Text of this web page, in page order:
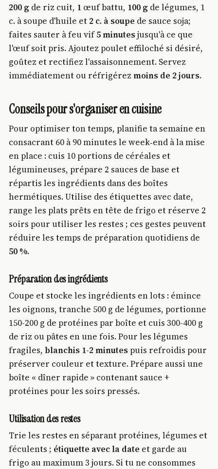
200 g de riz cuit, 1 œuf battu, 100 g de légumes, 1
c. à soupe d'huile et 2 c. à soupe de sauce soja;
faites sauter à feu vif5 minutesjusqu'à ce que
l'œuf soit pris. Ajoutez poulet effiloché si désiré,
goûtez et rectifiez l'assaisonnement. Servez
immédiatement ou réfrigérezmoins de 2 jours.
Conseils pour s'organiser en cuisine
Pour optimiser ton temps, planifie ta semaine en
consacrant 60 à 90 minutes le week‑end à la mise
en place : cuis 10 portions de céréales et
légumineuses, prépare 2 sauces de base et
répartis les ingrédients dans des boîtes
hermétiques. Utilise des étiquettes avec date,
range les plats prêts en tête de frigo et réserve 2
soirs pour utiliser les restes ; ces gestes peuvent
réduire les temps de préparation quotidiens de
50 %.
Préparation des ingrédients
Coupe et stocke les ingrédients en lots : émince
les oignons, tranche 500 g de légumes, portionne
150-200 g de protéines par boîte et cuis 300-400 g
de riz ou pâtes en une fois. Pour les légumes
fragiles, blanchis 1-2 minutespuis refroidis pour
préserver couleur et texture. Prépare aussi une
boîte « dîner rapide » contenant sauce +
protéines pour les soirs pressés.
Utilisation des restes
Trie les restes en séparant protéines, légumes et
féculents ; étiquette avec la date et garde au
frigo au maximum 3 jours. Si tu ne consommes